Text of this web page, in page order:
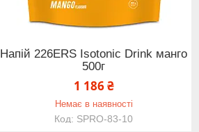
Напій 226ERS Isotonic Drink манго
500г
1 186 ₴
Немає в наявності
SPRO-83-10